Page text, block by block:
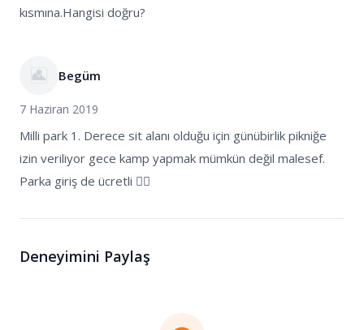
kısmına.Hangisi doğru?
Begüm
7 Haziran 2019
Milli park 1. Derece sit alanı olduğu için günübirlik pikniğe
izin veriliyor gece kamp yapmak mümkün değil malesef.
Parka giriş de ücretli 👍🏻
Deneyimini Paylaş